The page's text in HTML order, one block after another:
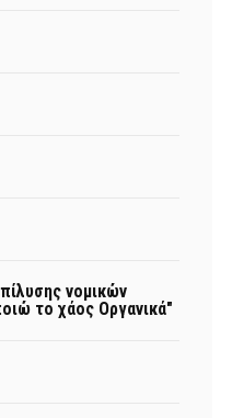
νομικών
το χάος Οργανικά"